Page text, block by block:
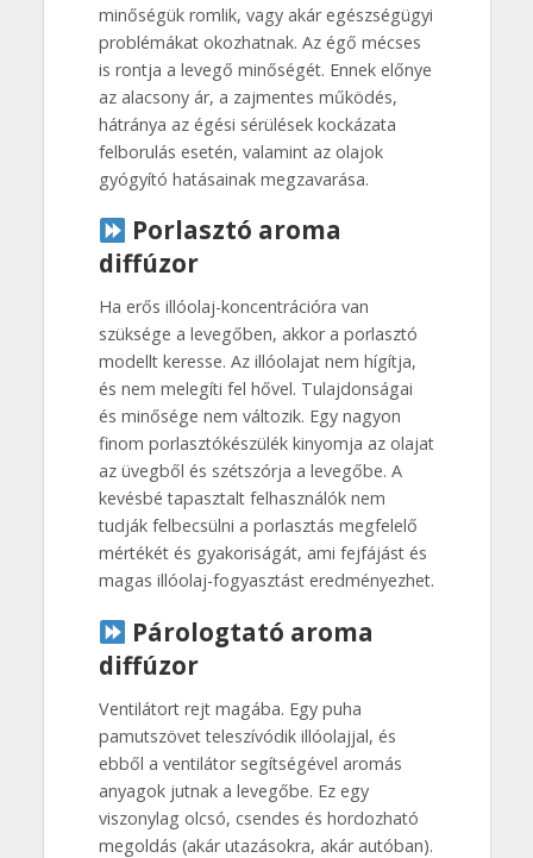
minőségük romlik, vagy akár egészségügyi
problémákat okozhatnak. Az égő mécses
is rontja a levegő minőségét. Ennek előnye
az alacsony ár, a zajmentes működés,
hátránya az égési sérülések kockázata
felborulás esetén, valamint az olajok
gyógyító hatásainak megzavarása.
Porlasztó aroma
diffúzor
Ha erős illóolaj-koncentrációra van
szüksége a levegőben, akkor a porlasztó
modellt keresse. Az illóolajat nem hígítja,
és nem melegíti fel hővel. Tulajdonságai
és minősége nem változik. Egy nagyon
finom porlasztókészülék kinyomja az olajat
az üvegből és szétszórja a levegőbe. A
kevésbé tapasztalt felhasználók nem
tudják felbecsülni a porlasztás megfelelő
mértékét és gyakoriságát, ami fejfájást és
magas illóolaj-fogyasztást eredményezhet.
Párologtató aroma
diffúzor
Ventilátort rejt magába. Egy puha
pamutszövet teleszívódik illóolajjal, és
ebből a ventilátor segítségével aromás
anyagok jutnak a levegőbe. Ez egy
viszonylag olcsó, csendes és hordozható
megoldás (akár utazásokra, akár autóban).